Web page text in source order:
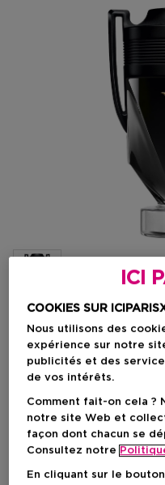
Choisissez votre
50 ML
92,50 €
Prix du produit
92,50 €
ICI
COOKIES SUR
Nous utilisons des
expérience sur notre
publicités et des
de vos intérêts.
Comment fait-on cela ?
notre site Web et
façon dont chacun se
Consultez notre
En cliquant sur le